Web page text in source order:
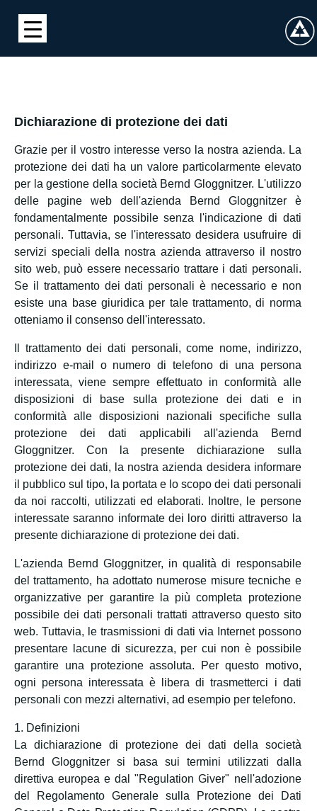
Dichiarazione di protezione dei dati
Grazie per il vostro interesse verso la nostra azienda. La
protezione dei dati ha un valore particolarmente elevato
per la gestione della società Bernd Gloggnitzer. L'utilizzo
delle pagine web dell'azienda Bernd Gloggnitzer è
fondamentalmente possibile senza l'indicazione di dati
personali. Tuttavia, se l'interessato desidera usufruire di
servizi speciali della nostra azienda attraverso il nostro
sito web, può essere necessario trattare i dati personali.
Se il trattamento dei dati personali è necessario e non
esiste una base giuridica per tale trattamento, di norma
otteniamo il consenso dell'interessato.
Il trattamento dei dati personali, come nome, indirizzo,
indirizzo e-mail o numero di telefono di una persona
interessata, viene sempre effettuato in conformità alle
disposizioni di base sulla protezione dei dati e in
conformità alle disposizioni nazionali specifiche sulla
protezione dei dati applicabili all'azienda Bernd
Gloggnitzer. Con la presente dichiarazione sulla
protezione dei dati, la nostra azienda desidera informare
il pubblico sul tipo, la portata e lo scopo dei dati personali
da noi raccolti, utilizzati ed elaborati. Inoltre, le persone
interessate saranno informate dei loro diritti attraverso la
presente dichiarazione di protezione dei dati.
L'azienda Bernd Gloggnitzer, in qualità di responsabile
del trattamento, ha adottato numerose misure tecniche e
organizzative per garantire la più completa protezione
possibile dei dati personali trattati attraverso questo sito
web. Tuttavia, le trasmissioni di dati via Internet possono
presentare lacune di sicurezza, per cui non è possibile
garantire una protezione assoluta. Per questo motivo,
ogni persona interessata è libera di trasmetterci i dati
personali con mezzi alternativi, ad esempio per telefono.
1. Definizioni
La dichiarazione di protezione dei dati della società
Bernd Gloggnitzer si basa sui termini utilizzati dalla
direttiva europea e dal "Regulation Giver" nell'adozione
del Regolamento Generale sulla Protezione dei Dati